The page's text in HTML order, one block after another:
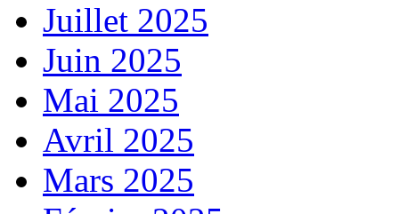
Juillet 2025
Juin 2025
Mai 2025
Avril 2025
Mars 2025